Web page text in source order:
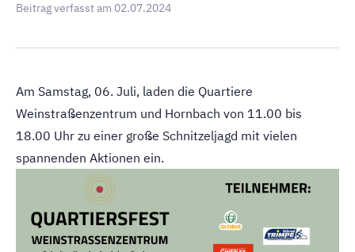
Beitrag verfasst am 02.07.2024
Am Samstag, 06. Juli, laden die Quartiere
Weinstraßenzentrum und Hornbach von 11.00 bis
18.00 Uhr zu einer große Schnitzeljagd mit vielen
spannenden Aktionen ein.